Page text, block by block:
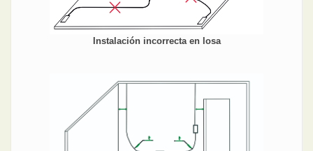
Instalación incorrecta en losa